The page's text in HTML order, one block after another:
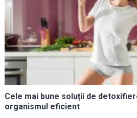
Cele mai bune soluții de
organismul eficient